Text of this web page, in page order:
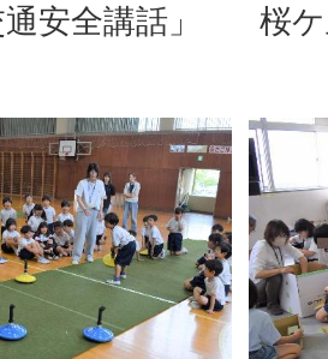
安全講話」 桜